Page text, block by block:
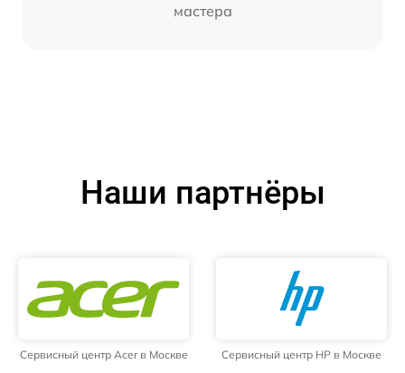
мастера
Наши партнёры
Сервисный центр Acer в Москве Сервисный центр HP в Москве